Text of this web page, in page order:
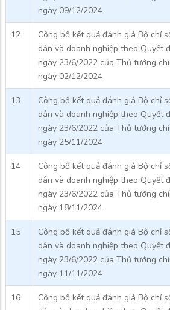
ngày 09/12/2024
12
Công bố kết quả đánh giá Bộ chỉ
dân và doanh nghiệp theo Quyết
ngày 23/6/2022 của Thủ tướng
ngày 02/12/2024
13
Công bố kết quả đánh giá Bộ chỉ
dân và doanh nghiệp theo Quyết
ngày 23/6/2022 của Thủ tướng
ngày 25/11/2024
14
Công bố kết quả đánh giá Bộ chỉ
dân và doanh nghiệp theo Quyết
ngày 23/6/2022 của Thủ tướng
ngày 18/11/2024
15
Công bố kết quả đánh giá Bộ chỉ
dân và doanh nghiệp theo Quyết
ngày 23/6/2022 của Thủ tướng
ngày 11/11/2024
16
Công bố kết quả đánh giá Bộ chỉ